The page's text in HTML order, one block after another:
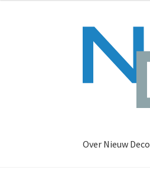
Ga
door
Ga
naar
Over Nieuw Deco